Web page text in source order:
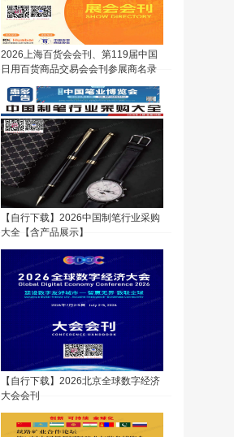
2026上海百货会会刊、第119届中国
日用百货商品交易会会刊参展商名录
【自行下载】2026中国制笔行业采购
大全【含产品展示】
【自行下载】2026北京全球数字经济
大会会刊